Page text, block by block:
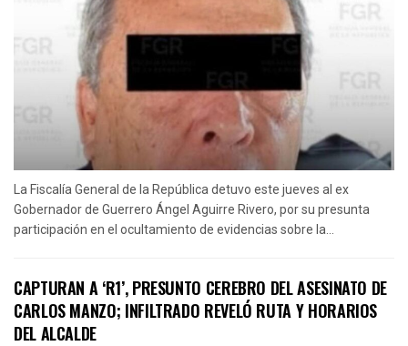
La Fiscalía General de la República detuvo este jueves al ex
Gobernador de Guerrero Ángel Aguirre Rivero, por su presunta
participación en el ocultamiento de evidencias sobre la...
CAPTURAN A ‘R1’, PRESUNTO CEREBRO DEL ASESINATO DE
CARLOS MANZO; INFILTRADO REVELÓ RUTA Y HORARIOS
DEL ALCALDE